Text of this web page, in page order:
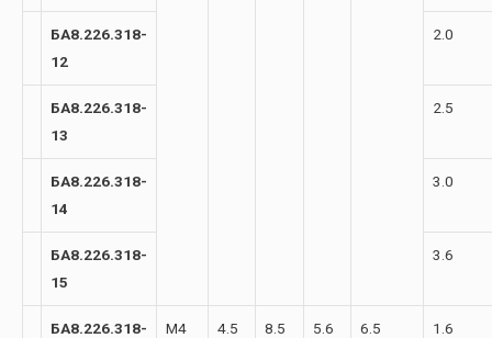
БА8.226.318-
12
2.0
БА8.226.318-
13
2.5
БА8.226.318-
14
3.0
БА8.226.318-
15
3.6
БА8.226.318-
М4 4.5 8.5 5.6 6.5 1.6